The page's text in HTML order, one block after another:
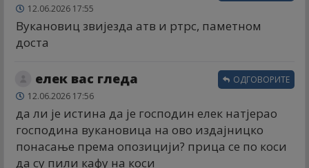
12.06.2026 17:55
Вукановиц звијезда атв и ртрс, паметном
доста
елек вас гледа
12.06.2026 17:56
да ли је истина да је господин елек натјерао
господина вукановица на ово издајницко
понасање према опозицији? прица се по коси
да су пили кафу на коси
ОДГОВОРИТЕ